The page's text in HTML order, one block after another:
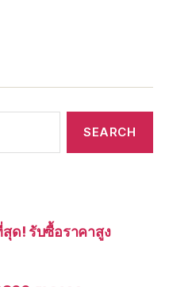
ด! รับซื้อราคาสูง